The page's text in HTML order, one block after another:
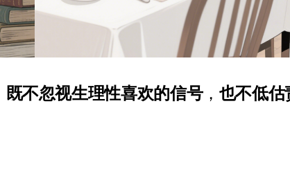
既不忽视生理性喜欢的信号， 也不低估